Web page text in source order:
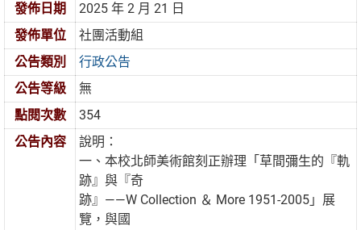
發佈日期
2025 年 2 月 21 日
發佈單位
社團活動組
公告類別
行政公告
公告等級
無
點閱次數
354
公告內容
說明：
一、本校北師美術館刻正辦理「草間彌生的『軌
跡』與『奇
跡』——W Collection ＆ More 1951-2005」展
覽，與國